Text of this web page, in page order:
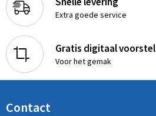
Extra goede service
Gratis digitaal voorstel
Voor het gemak
Contact